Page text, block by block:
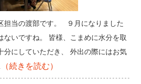
担当の渡部です。 ９月になりました
ないですね。 皆様、こまめに水分を取
分にしていただき、 外出の際にはお気
（続きを読む）